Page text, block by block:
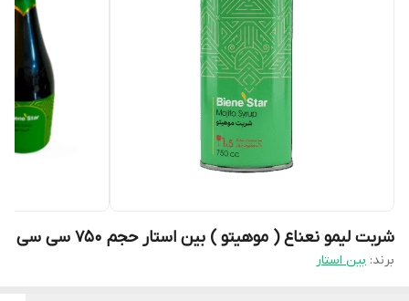
شربت لیمو نعناع ( موهیتو ) بین استار حجم 750 سی سی
برند: بین استار